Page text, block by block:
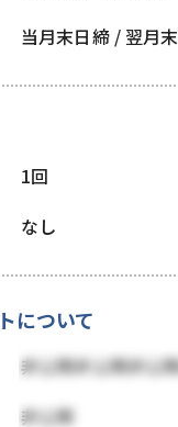
当月末日締 / 翌月
1回
なし
について
非公開非公開非公
非公開